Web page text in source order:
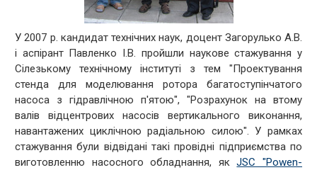
У 2007 р. кандидат технічних наук, доцент Загорулько А.В.
і аспірант Павленко І.В. пройшли наукове стажування у
Сілезькому технічному інституті з тем "Проектування
стенда для моделювання ротора багатоступінчатого
насоса з гідравлічною п'ятою", "Розрахунок на втому
валів відцентрових насосів вертикального виконання,
навантажених циклічною радіальною силою". У рамках
стажування були відвідані такі провідні підприємства по
виготовленню насосного обладнання, якJSC "Powen-